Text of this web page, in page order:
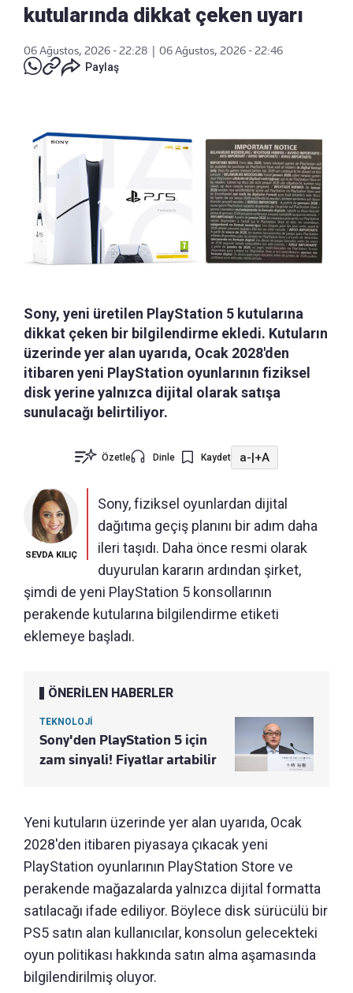
kutularında dikkat çeken uyarı
06 Ağustos, 2026 - 22:28
06 Ağustos, 2026 - 22:46
Paylaş
Sony, yeni üretilen PlayStation 5 kutularına
dikkat çeken bir bilgilendirme ekledi. Kutuların
üzerinde yer alan uyarıda, Ocak 2028'den
itibaren yeni PlayStation oyunlarının fiziksel
disk yerine yalnızca dijital olarak satışa
sunulacağı belirtiliyor.
Özetle Dinle Kaydet a-|+A
SEVDA KILIÇ
Sony, fiziksel oyunlardan dijital
dağıtıma geçiş planını bir adım daha
ileri taşıdı. Daha önce resmi olarak
duyurulan kararın ardından şirket,
şimdi de yeni PlayStation 5 konsollarının
perakende kutularına bilgilendirme etiketi
eklemeye başladı.
ÖNERİLEN HABERLER
TEKNOLOJİ
Sony'den PlayStation 5 için
zam sinyali! Fiyatlar artabilir
Yeni kutuların üzerinde yer alan uyarıda, Ocak
2028'den itibaren piyasaya çıkacak yeni
PlayStation oyunlarının PlayStation Store ve
perakende mağazalarda yalnızca dijital formatta
satılacağı ifade ediliyor. Böylece disk sürücülü bir
PS5 satın alan kullanıcılar, konsolun gelecekteki
oyun politikası hakkında satın alma aşamasında
bilgilendirilmiş oluyor.